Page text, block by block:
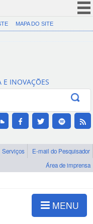
(COVID-19)
Canais
MAPA DO SITE
INOVAÇÕES
Serviços
E-mail do Pesquisador
Área de imprensa
MENU